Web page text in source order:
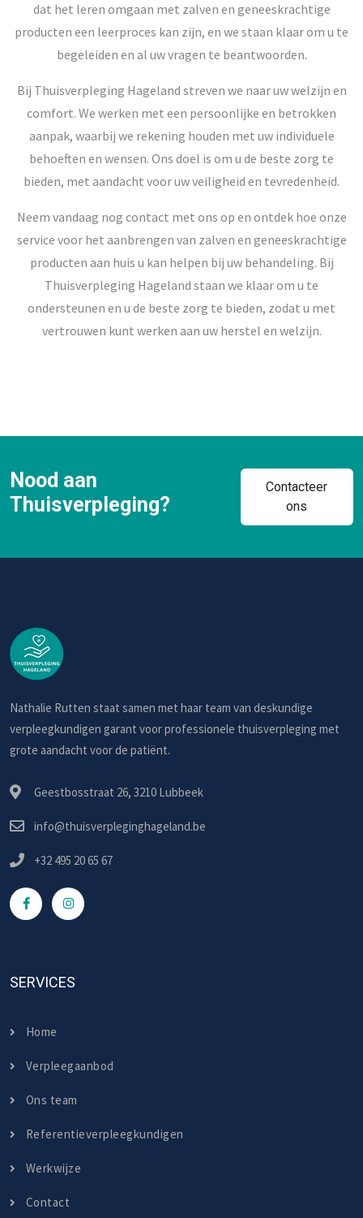
dat het leren omgaan met zalven en geneeskrachtige
producten een leerproces kan zijn, en we staan klaar om u te
begeleiden en al uw vragen te beantwoorden.
Bij Thuisverpleging Hageland streven we naar uw welzijn en
comfort. We werken met een persoonlijke en betrokken
aanpak, waarbij we rekening houden met uw individuele
behoeften en wensen. Ons doel is om u de beste zorg te
bieden, met aandacht voor uw veiligheid en tevredenheid.
Neem vandaag nog contact met ons op en ontdek hoe onze
service voor het aanbrengen van zalven en geneeskrachtige
producten aan huis u kan helpen bij uw behandeling. Bij
Thuisverpleging Hageland staan we klaar om u te
ondersteunen en u de beste zorg te bieden, zodat u met
vertrouwen kunt werken aan uw herstel en welzijn.
Nood aan
Thuisverpleging?
Contacteer
ons
Nathalie Rutten staat samen met haar team van deskundige
verpleegkundigen garant voor professionele thuisverpleging met
grote aandacht voor de patiënt.
Geestbosstraat 26, 3210 Lubbeek
info@thuisverpleginghageland.be
+32 495 20 65 67
SERVICES
Home
Verpleegaanbod
Ons team
Referentieverpleegkundigen
Werkwijze
Contact